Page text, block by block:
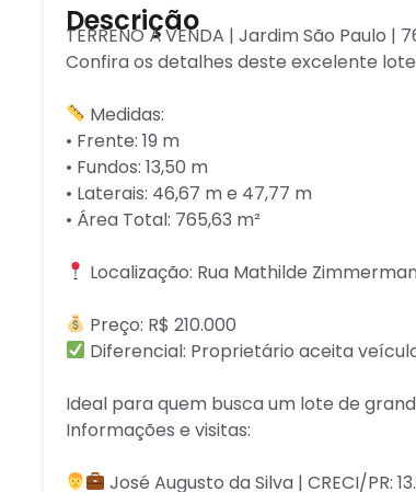
Descrição
TERRENO À VENDA | Jardim São Paulo |
Confira os detalhes deste excelente
Medidas:
• Frente: 19 m
• Fundos: 13,50 m
• Laterais: 46,67 m e 47,77 m
• Área Total: 765,63 m²
Localização: Rua Mathilde
Preço: R$ 210.000
Diferencial: Proprietário aceita
Ideal para quem busca um lote de
Informações e visitas:
José Augusto da Silva | CRECI/PR: